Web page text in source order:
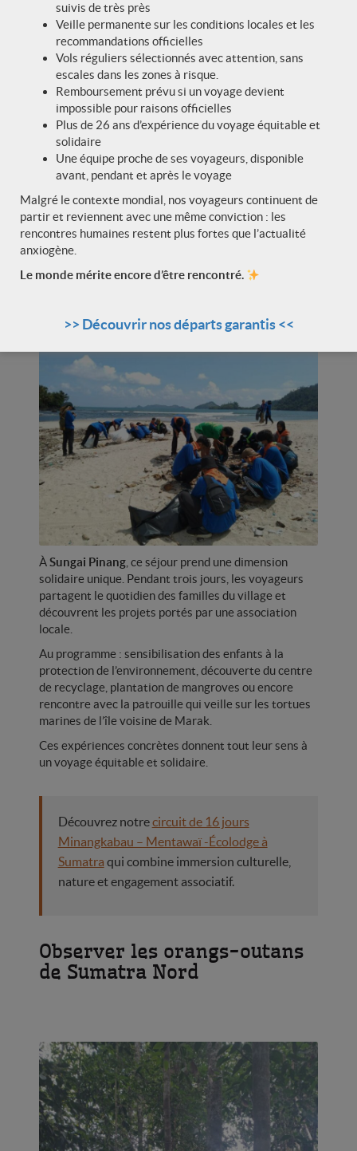
Activités douces et farniente
Snorkeling dans les eaux claires, balades en canoë
traditionnel, baignade, volley-ball avec l’équipe locale
ou simple sieste sous les cocotiers… chacun vit à son
rythme.
Les plus curieux peuvent aussi observer la faune
sauvage environnante : singes, oiseaux colorés ou
même des porcs-épics à la tombée de la nuit. Ici, le
temps s’écoule lentement, au gré des marées et des
envies.
Engagement avec une association locale
ÀSungai Pinang, ce séjour prend une dimension
solidaire unique. Pendant trois jours, les voyageurs
partagent le quotidien des familles du village et
découvrent les projets portés par une association
locale.
Au programme : sensibilisation des enfants à la
protection de l’environnement, découverte du centre
de recyclage, plantation de mangroves ou encore
rencontre avec la patrouille qui veille sur les tortues
marines de l’île voisine de Marak.
Ces expériences concrètes donnent tout leur sens à
un voyage équitable et solidaire.
Découvrez notrecircuit de 16 jours
Minangkabau – Mentawaï -Écolodge à
Sumatra qui combine immersion culturelle,
nature et engagement associatif.
Observer les orangs-outans
de Sumatra Nord
suivis de très près
Veille permanente sur les conditions locales et les
recommandations officielles
Vols réguliers sélectionnés avec attention, sans
escales dans les zones à risque.
Remboursement prévu si un voyage devient
impossible pour raisons officielles
Plus de 26 ans d’expérience du voyage équitable et
solidaire
Une équipe proche de ses voyageurs, disponible
avant, pendant et après le voyage
Malgré le contexte mondial, nos voyageurs continuent de
partir et reviennent avec une même conviction : les
rencontres humaines restent plus fortes que l’actualité
anxiogène.
Le monde mérite encore d’être rencontré.
>> Découvrir nos départs garantis <<